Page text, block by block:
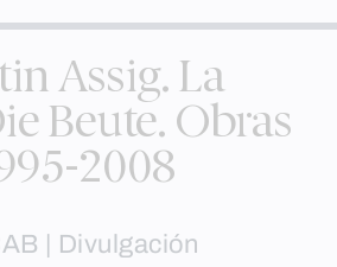
Assig. La
Beute. Obras
2008
| Divulgación